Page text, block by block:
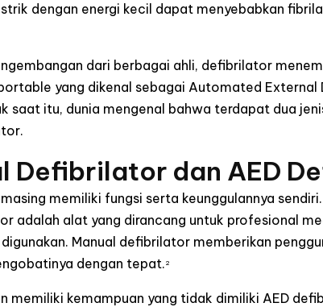
dengan energi kecil dapat menyebabkan
dari berbagai ahli, defibrilator
yang dikenal sebagai Automated
saat itu, dunia mengenal bahwa terdapat dua
Defibrilator dan AED
memiliki fungsi serta keunggulannya
adalah alat yang dirancang untuk profesional
Manual defibrilator memberikan
dengan tepat. 2
memiliki kemampuan yang tidak dimiliki AED